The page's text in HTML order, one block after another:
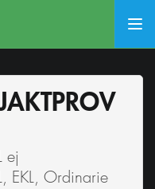
ej
EKL, Ordinarie